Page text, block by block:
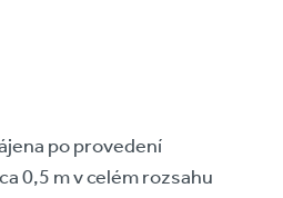
po provedení
0,5 m v celém rozsahu